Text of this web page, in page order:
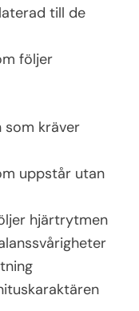
till de
följer
som kräver
uppstår utan
hjärtrytmen